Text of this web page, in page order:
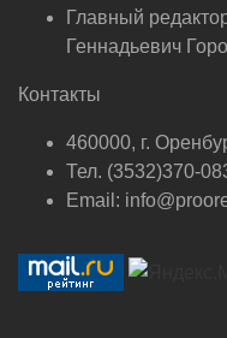
Главный
Геннадьевич
Контакты
460000, г.
Тел. (3532)370-
Email: